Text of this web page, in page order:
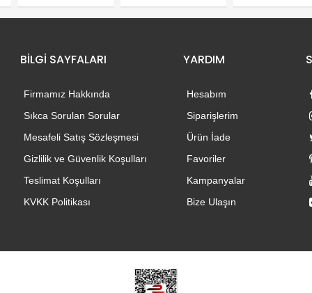
BİLGİ SAYFALARI
Firmamız Hakkında
Sıkca Sorulan Sorular
Mesafeli Satış Sözleşmesi
Gizlilik ve Güvenlik Koşulları
Teslimat Koşulları
KVKK Politikası
YARDIM
Hesabım
Siparişlerim
Ürün İade
Favoriler
Kampanyalar
Bize Ulaşın